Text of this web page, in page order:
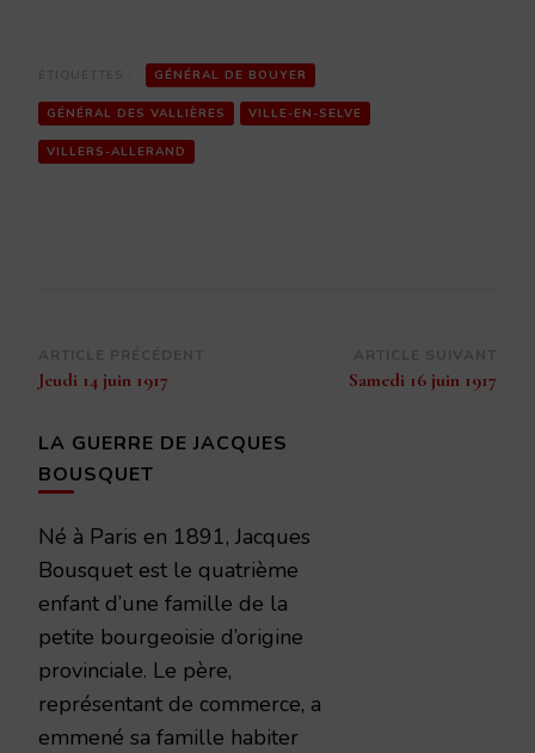
GÉNÉRAL DE BOUYER
GÉNÉRAL DES VALLIÈRES VILLE-EN-SELVE
VILLERS-ALLERAND
Navigation
d’article
Jeudi 14 juin 1917 Samedi 16 juin 1917
LA GUERRE DE JACQUES
BOUSQUET
Né à Paris en 1891, Jacques
Bousquet est le quatrième
enfant d’une famille de la
petite bourgeoisie d’origine
provinciale. Le père,
représentant de commerce, a
emmené sa famille habiter